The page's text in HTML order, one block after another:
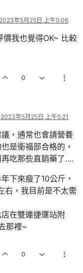
2023年5月25日 上午5:06
我也覺得OK~ 比較
0
2023年5月25日 上午5:21
，通常也會請營養
是衛福部合格的，
吃那些直銷藥了….
下來瘦了10公斤，
右，我目前是不太需
在雙連捷運站附
那裡~
0